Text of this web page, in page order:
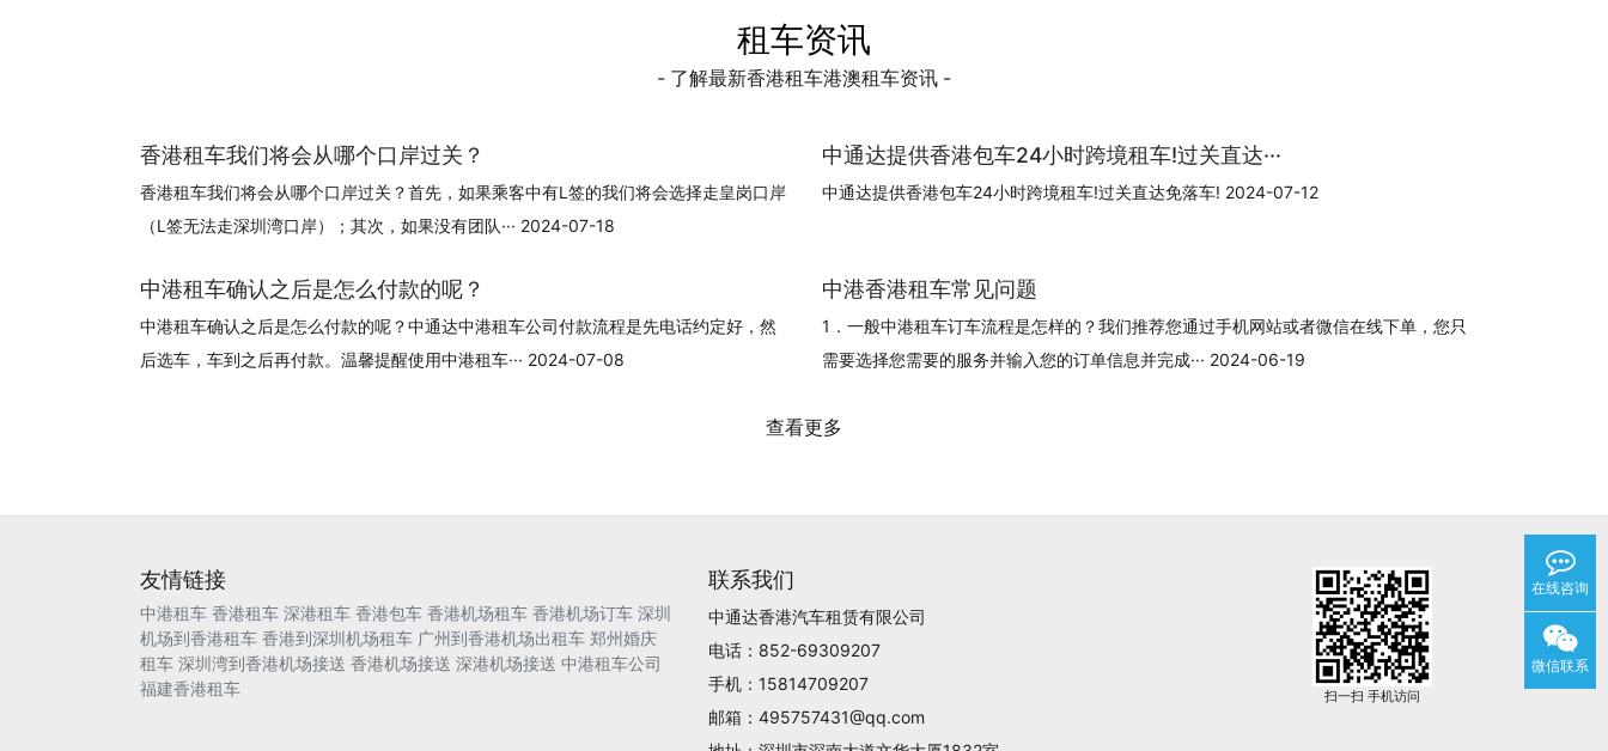
租车资讯
- 了解最新香港租车港澳租车资讯 -
香港租车我们将会从哪个口岸过关？
香港租车我们将会从哪个口岸过关？首先，如果乘客中有L签的我们将会选择走皇岗口岸
（L签无法走深圳湾口岸）；其次，如果没有团队··· 2024-07-18
中通达提供香港包车24小时跨境租车!过关直达···
中通达提供香港包车24小时跨境租车!过关直达免落车! 2024-07-12
中港租车确认之后是怎么付款的呢？
中港租车确认之后是怎么付款的呢？中通达中港租车公司付款流程是先电话约定好，然
后选车，车到之后再付款。温馨提醒使用中港租车··· 2024-07-08
中港香港租车常见问题
1．一般中港租车订车流程是怎样的？我们推荐您通过手机网站或者微信在线下单，您只
需要选择您需要的服务并输入您的订单信息并完成··· 2024-06-19
查看更多
友情链接
中港租车 香港租车 深港租车 香港包车 香港机场租车 香港机场订车 深圳
机场到香港租车 香港到深圳机场租车 广州到香港机场出租车 郑州婚庆
租车 深圳湾到香港机场接送 香港机场接送 深港机场接送 中港租车公司
福建香港租车
联系我们
中通达香港汽车租赁有限公司
电话：852-69309207
手机：15814709207
邮箱：495757431@qq.com
扫一扫 手机访问
在线咨询
微信联系